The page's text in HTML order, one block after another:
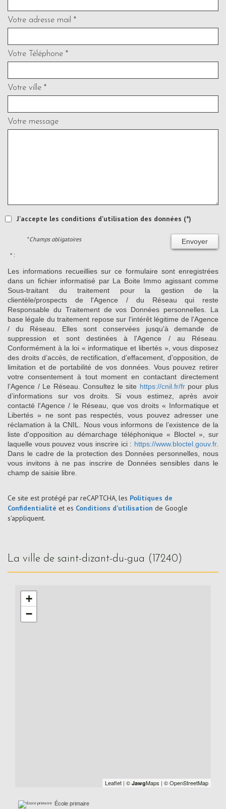
Votre adresse mail *
Votre Téléphone *
Votre ville *
Votre message
J'accepte les conditions d'utilisation des données (*)
Envoyer
* Champs obligatoires
* :
Les informations recueillies sur ce formulaire sont enregistrées
dans un fichier informatisé par La Boite Immo agissant comme
Sous-traitant du traitement pour la gestion de la
clientèle/prospects de l'Agence / du Réseau qui reste
Responsable du Traitement de vos Données personnelles. La
base légale du traitement repose sur l'intérêt légitime de l'Agence
/ du Réseau. Elles sont conservées jusqu'à demande de
suppression et sont destinées à l'Agence / au Réseau.
Conformément à la loi « informatique et libertés », vous disposez
des droits d’accès, de rectification, d’effacement, d’opposition, de
limitation et de portabilité de vos données. Vous pouvez retirer
votre consentement à tout moment en contactant directement
l’Agence / Le Réseau. Consultez le site https://cnil.fr/frpour plus
d’informations sur vos droits. Si vous estimez, après avoir
contacté l'Agence / le Réseau, que vos droits « Informatique et
Libertés » ne sont pas respectés, vous pouvez adresser une
réclamation à la CNIL. Nous vous informons de l’existence de la
liste d'opposition au démarchage téléphonique « Bloctel », sur
laquelle vous pouvez vous inscrire ici : https://www.bloctel.gouv.fr.
Dans le cadre de la protection des Données personnelles, nous
vous invitons à ne pas inscrire de Données sensibles dans le
champ de saisie libre.
Ce site est protégé par reCAPTCHA, les Politiques de
Confidentialité et es Conditions d'utilisation de Google
s'appliquent.
la ville de saint-dizant-du-gua (17240)
+
−
Leaflet | © JawgMaps | © OpenStreetMap
École primaire